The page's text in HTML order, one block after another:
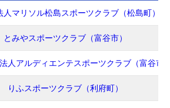
マリソル松島スポーツクラブ（松島町）
とみやスポーツクラブ（富谷市）
人アルディエンテスポーツクラブ（富谷市
りふスポーツクラブ（利府町）